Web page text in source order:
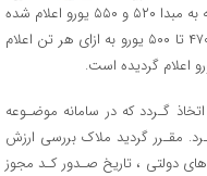
در این بخشنامه سقف ارزی هر تن دانه سویا بسته به مبدا ۵۲۰ و ۵۵۰ یورو اعلام شده
است. سقف ارزی کنجاله نیز بسته به مبدا کالا از ۴۷۰ تا ۵۰۰ یورو به ازای هر تن اعلام
گـردد که در سامانه موضـوعه
مقـرر گردید ملاک بررسی ارزش
دولتی ، تاریخ صـدور کـد مجوز